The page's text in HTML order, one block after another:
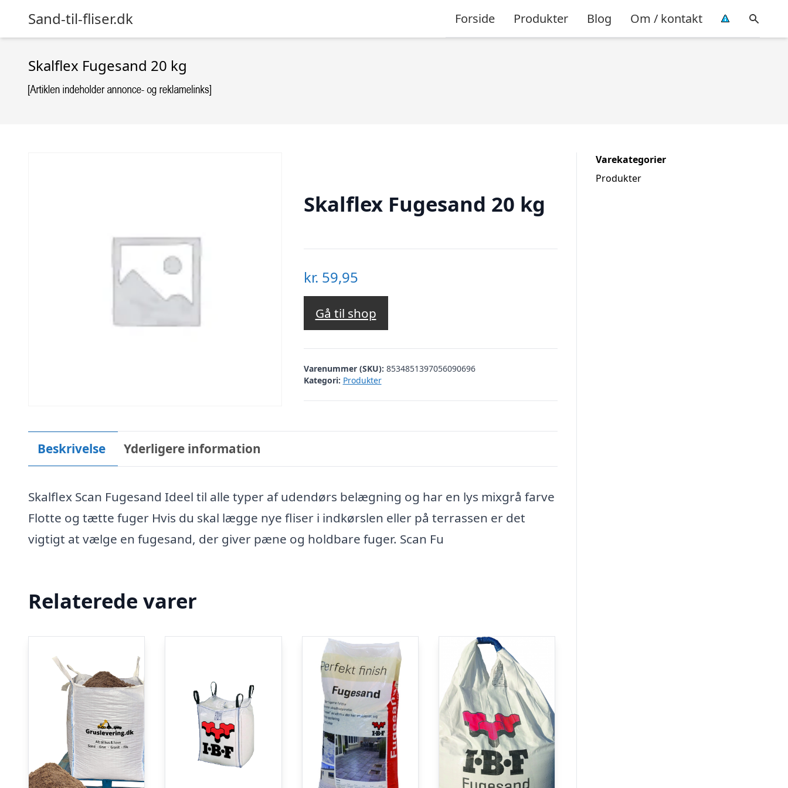
Sand-til-fliser.dk Forside Produkter Blog Om / kontakt
Skalflex Fugesand 20 kg
Skalflex Fugesand 20 kg
kr. 59,95
Gå til shop
Varenummer (SKU): 8534851397056090696
Kategori: Produkter
Beskrivelse Yderligere information
Skalflex Scan Fugesand Ideel til alle typer af udendørs belægning og har en lys mixgrå farve
Flotte og tætte fuger Hvis du skal lægge nye fliser i indkørslen eller på terrassen er det
vigtigt at vælge en fugesand, der giver pæne og holdbare fuger. Scan Fu
Relaterede varer
Varekategorier
Produkter